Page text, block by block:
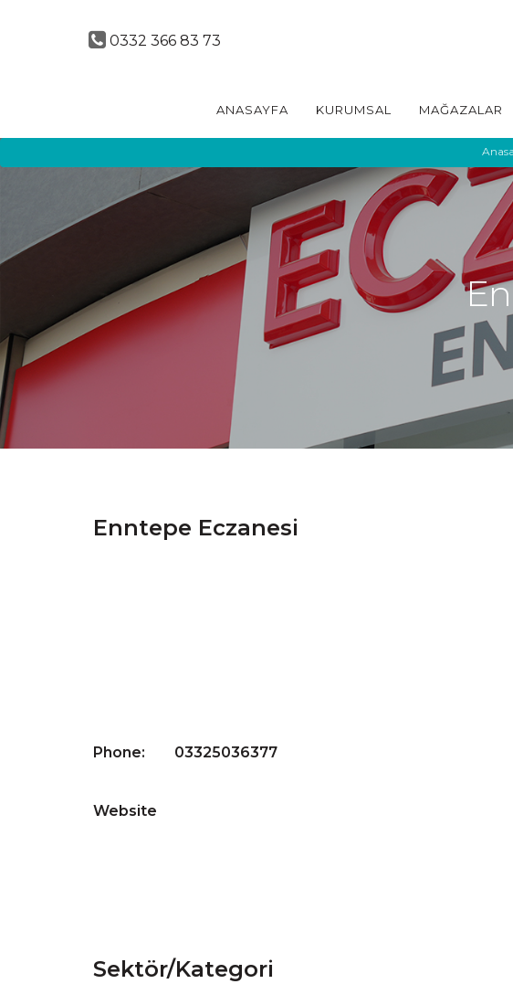
0332 366 83 73
ANASAYFA KURUMSAL MAĞAZALAR
Enntepe Eczanesi
Phone: 03325036377
Website
Sektör/Kategori